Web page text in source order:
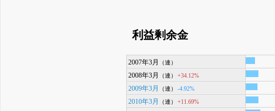
利益剰余金
2007年3月 （連）
2008年3月
（連） +34.12%
2009年3月
（連） -4.92%
2010年3月
（連） +11.69%